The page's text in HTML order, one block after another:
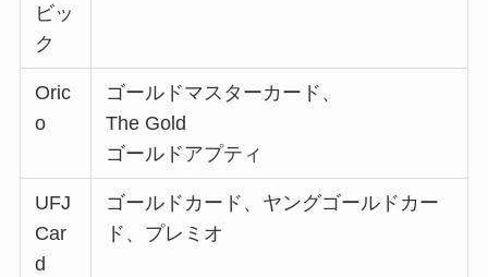
ビッ
ク
Oric
o
ゴールドマスターカード、
The Gold
ゴールドアプティ
UFJ
Car
d
ゴールドカード、ヤングゴールドカー
ド、プレミオ